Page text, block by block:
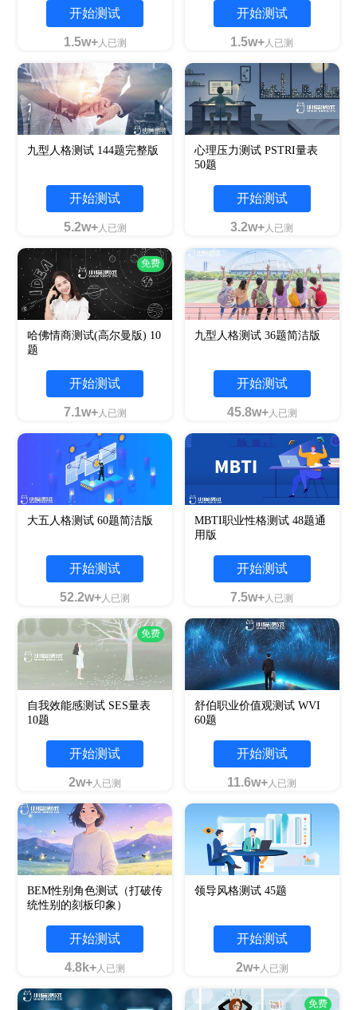
开始测试
1.5w+人已测
开始测试
1.5w+人已测
九型人格测试 144题完整版
开始测试
5.2w+人已测
心理压力测试 PSTRI量表
50题
开始测试
3.2w+人已测
免费
哈佛情商测试(高尔曼版) 10
题
开始测试
7.1w+人已测
九型人格测试 36题简洁版
开始测试
45.8w+人已测
大五人格测试 60题简洁版
开始测试
52.2w+人已测
MBTI职业性格测试 48题通
用版
开始测试
7.5w+人已测
免费
自我效能感测试 SES量表
10题
开始测试
2w+人已测
舒伯职业价值观测试 WVI
60题
开始测试
11.6w+人已测
BEM性别角色测试（打破传
统性别的刻板印象）
开始测试
4.8k+人已测
领导风格测试 45题
开始测试
2w+人已测
免费